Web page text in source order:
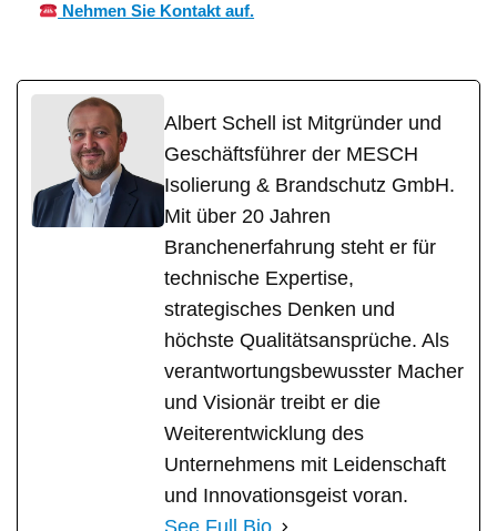
Nehmen Sie Kontakt auf.
Albert Schell ist Mitgründer und
Geschäftsführer der MESCH
Isolierung & Brandschutz GmbH.
Mit über 20 Jahren
Branchenerfahrung steht er für
technische Expertise,
strategisches Denken und
höchste Qualitätsansprüche. Als
verantwortungsbewusster Macher
und Visionär treibt er die
Weiterentwicklung des
Unternehmens mit Leidenschaft
und Innovationsgeist voran.